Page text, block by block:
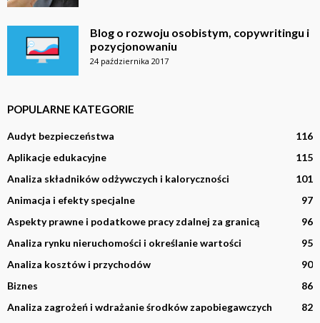
Blog o rozwoju osobistym, copywritingu i
pozycjonowaniu
24 października 2017
POPULARNE KATEGORIE
Audyt bezpieczeństwa
116
Aplikacje edukacyjne
115
Analiza składników odżywczych i kaloryczności
101
Animacja i efekty specjalne
97
Aspekty prawne i podatkowe pracy zdalnej za granicą
96
Analiza rynku nieruchomości i określanie wartości
95
Analiza kosztów i przychodów
90
Biznes
86
Analiza zagrożeń i wdrażanie środków zapobiegawczych
82